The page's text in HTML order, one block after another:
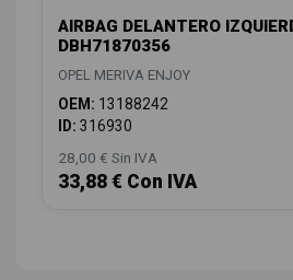
AIRBAG DELANTERO
DBH71870356
OPEL MERIVA ENJOY
OEM: 13188242
ID: 316930
28,00 € Sin IVA
33,88 € Con IVA